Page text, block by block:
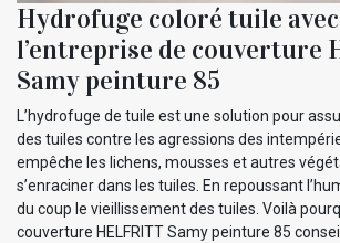
Hydrofuge coloré tuile avec
l’entreprise de couverture
Samy peinture 85
L’hydrofuge de tuile est une solution pour
des tuiles contre les agressions des
empêche les lichens, mousses et autres
s’enraciner dans les tuiles. En repoussant
du coup le vieillissement des tuiles. Voilà
couverture HELFRITT Samy peinture 85